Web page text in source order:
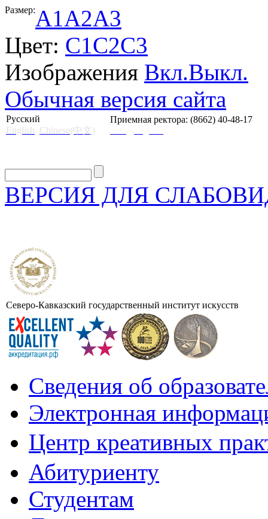
Размер:A1A2A3
Цвет: C1C2C3
Изображения Вкл.Выкл.
Обычная версия сайта
Русский
English Chinese(中文)
Приемная ректора: (8662) 40-48-17
ВЕРСИЯ ДЛЯ
Северо-Кавказский государственный институт искусств
Сведения об
Электронная
Центр креативных
Абитуриенту
Студентам